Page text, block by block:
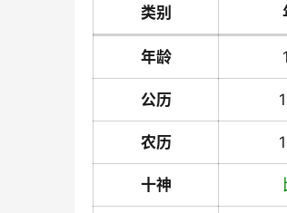
类别
年龄
公历
农历
十神